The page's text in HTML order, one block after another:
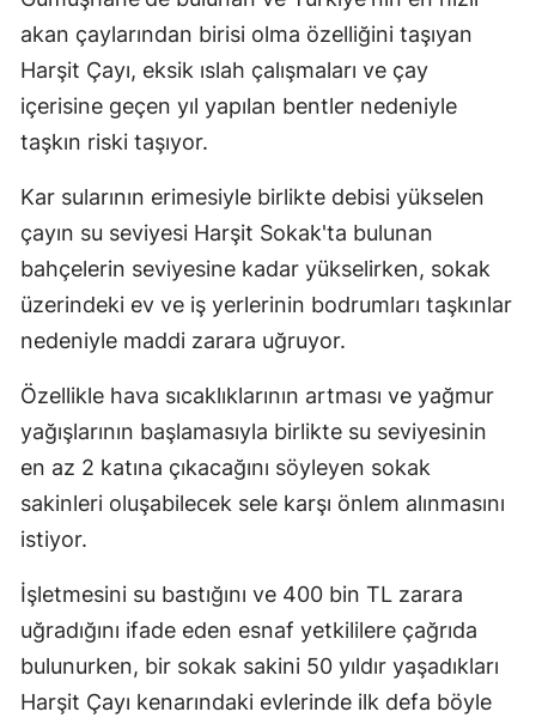
Isparta
İstanbul
İzmir
Kars
Kastamonu
Kayseri
Kırklareli
Kırşehir
Konya
Kütahya
Malatya
akan çaylarından birisi olma özelliğini taşıyan
Harşit Çayı, eksik ıslah çalışmaları ve çay
içerisine geçen yıl yapılan bentler nedeniyle
taşkın riski taşıyor.
Kar sularının erimesiyle birlikte debisi yükselen
çayın su seviyesi Harşit Sokak'ta bulunan
bahçelerin seviyesine kadar yükselirken, sokak
üzerindeki ev ve iş yerlerinin bodrumları taşkınlar
nedeniyle maddi zarara uğruyor.
Özellikle hava sıcaklıklarının artması ve yağmur
yağışlarının başlamasıyla birlikte su seviyesinin
en az 2 katına çıkacağını söyleyen sokak
sakinleri oluşabilecek sele karşı önlem alınmasını
istiyor.
İşletmesini su bastığını ve 400 bin TL zarara
uğradığını ifade eden esnaf yetkililere çağrıda
bulunurken, bir sokak sakini 50 yıldır yaşadıkları
Harşit Çayı kenarındaki evlerinde ilk defa böyle